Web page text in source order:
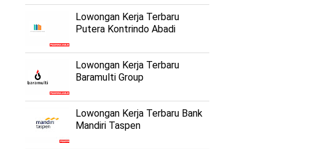
Lowongan Kerja Terbaru
Putera Kontrindo Abadi
Lowongan Kerja Terbaru
Baramulti Group
Lowongan Kerja Terbaru Bank
Mandiri Taspen